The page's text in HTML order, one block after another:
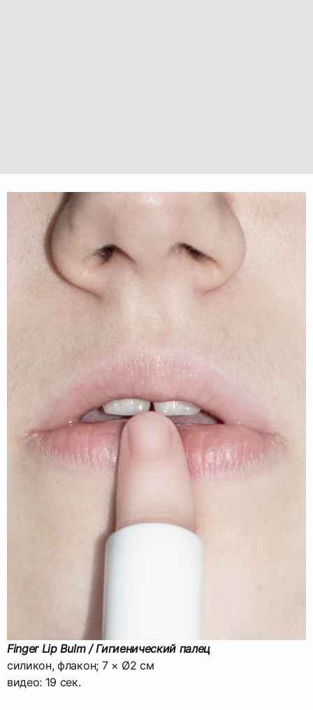
Finger Lip Bulm / Гигиенический палец
cиликон, флакон; 7 × Ø2 cм
видео: 19 сек.